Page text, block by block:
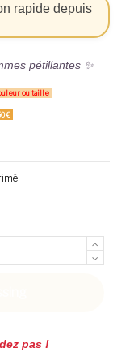
rapide depuis
pétillantes ✨
ou taille
€
pas !